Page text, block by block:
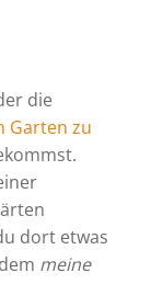
die
Garten zu
dort etwas
meine